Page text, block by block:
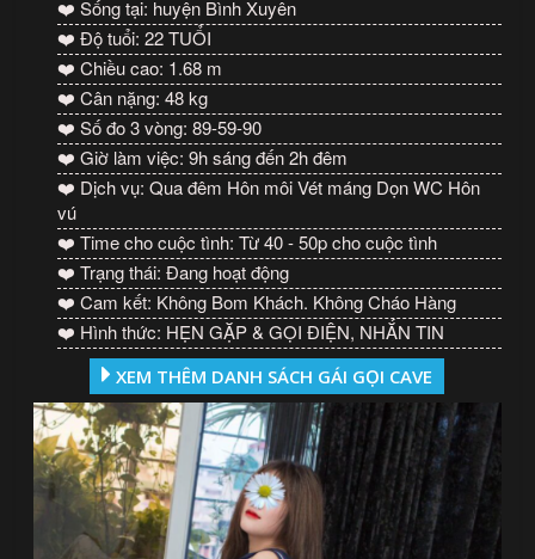
❤️ Sống tại: huyện Bình Xuyên
❤️ Độ tuổi: 22 TUỔI
❤️ Chiều cao: 1.68 m
❤️ Cân nặng: 48 kg
❤️ Số đo 3 vòng: 89-59-90
❤️ Giờ làm việc: 9h sáng đến 2h đêm
❤️ Dịch vụ: Qua đêm Hôn môi Vét máng Dọn WC Hôn
vú
❤️ Time cho cuộc tình: Từ 40 - 50p cho cuộc tình
❤️ Trạng thái: Đang hoạt động
❤️ Cam kết: Không Bom Khách. Không Cháo Hàng
❤️ Hình thức: HẸN GẶP & GỌI ĐIỆN, NHẮN TIN
XEM THÊM DANH SÁCH GÁI GỌI CAVE